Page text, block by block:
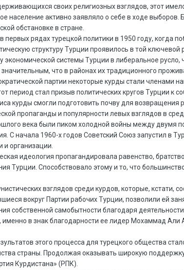
своих религиозных взглядов, этот
население активно заявляло о себе в ходе
обстановке в стране.
первых рядах турецкой политики в 1950 году,
структуру Турции проявилось в той
экономической системы Турции в либеральное
что в районах их традиционного
партии некоторые курды стали членами
период стал призыв политических кругов Турции
курды смогли подготовить почву для
пропаганды и популярности левых взглядов в
века были пиком холодной войны между двумя
С начала 1960-х годов Советский Союз запустил в
и организации.
идеология пропагандировала равенство,
Турции. Способствовало этому и то, что
взглядов среди курдов, которые, кстати,
вокруг Партии рабочих Турции, позволили ей
собственной самобытности благодаря
в знак благодарности ее лидер Мохаммад Али
этого процесса для турецкого общества
страны. Продолжая оказывать широкую
Курдистана» (РПК).